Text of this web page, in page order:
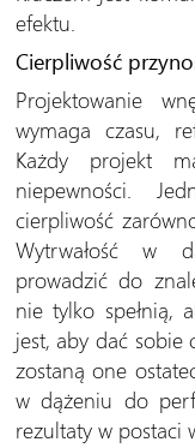
efektu.
Cierpliwość
Projektowanie
wymaga czasu,
Każdy projekt
niepewności.
cierpliwość
Wytrwałość w
prowadzić do
nie tylko spełnią,
jest, aby dać sobie
zostaną one
w dążeniu do
rezultaty w postaci